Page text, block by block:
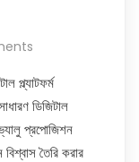
প্ল্যাটফর্ম
ডিজিটাল
প্রপোজিশন
তৈরি করার